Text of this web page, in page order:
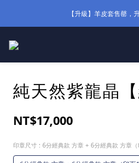
【升級】羊皮套售罄，
純天然紫龍晶【
NT$17,000
印章尺寸 : 6分經典款 方章 + 6分經典款 方章